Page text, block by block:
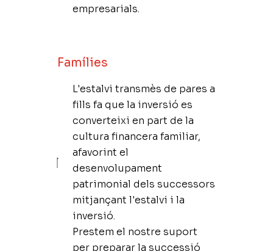
empresarials.
Famílies
L'estalvi transmès de pares a
fills fa que la inversió es
converteixi en part de la
cultura financera familiar,
afavorint el
desenvolupament
patrimonial dels successors
mitjançant l'estalvi i la
inversió.
Prestem el nostre suport
per preparar la successió